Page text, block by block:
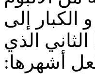
الكبار إلى
الثاني الذي
أشهرها: